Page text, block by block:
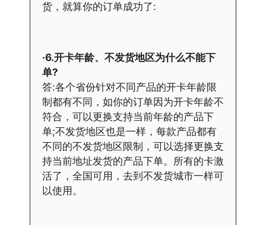
货，就算你的订单成功了:
·6.开卡年龄、不发货地区为什么不能下
单?
答:各个省份针对不同产品的开卡年龄限
制都有不同，如你的订单因为开卡年龄不
符合，可以更换支持当前年龄的产品下
单;不发货地区也是一样，每款产品都有
不同的不发货地区限制，可以选择更换支
持当前地址发货的产品下单。所有的卡激
活了，全国可用，去到不发货城市一样可
以使用。